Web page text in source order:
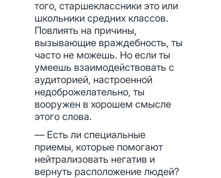
того, старшеклассники это или
школьники средних классов.
Повлиять на причины,
вызывающие враждебность, ты
часто не можешь. Но если ты
умеешь взаимодействовать с
аудиторией, настроенной
недоброжелательно, ты
вооружен в хорошем смысле
этого слова.
— Есть ли специальные
приемы, которые помогают
нейтрализовать негатив и
вернуть расположение людей?